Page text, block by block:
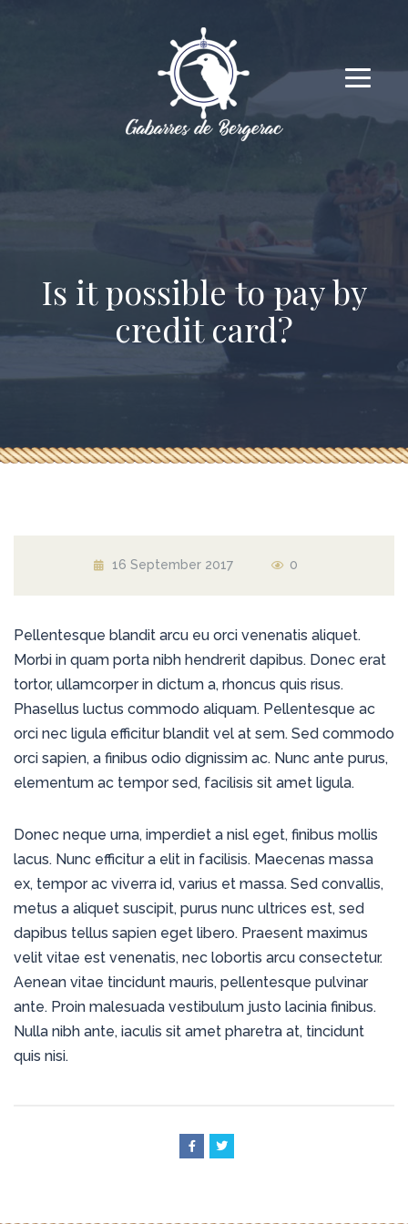
Is it possible to pay by
credit card?
16 September 2017 0
Pellentesque blandit arcu eu orci venenatis aliquet.
Morbi in quam porta nibh hendrerit dapibus. Donec erat
tortor, ullamcorper in dictum a, rhoncus quis risus.
Phasellus luctus commodo aliquam. Pellentesque ac
orci nec ligula efficitur blandit vel at sem. Sed commodo
orci sapien, a finibus odio dignissim ac. Nunc ante purus,
elementum ac tempor sed, facilisis sit amet ligula.
Donec neque urna, imperdiet a nisl eget, finibus mollis
lacus. Nunc efficitur a elit in facilisis. Maecenas massa
ex, tempor ac viverra id, varius et massa. Sed convallis,
metus a aliquet suscipit, purus nunc ultrices est, sed
dapibus tellus sapien eget libero. Praesent maximus
velit vitae est venenatis, nec lobortis arcu consectetur.
Aenean vitae tincidunt mauris, pellentesque pulvinar
ante. Proin malesuada vestibulum justo lacinia finibus.
Nulla nibh ante, iaculis sit amet pharetra at, tincidunt
quis nisi.